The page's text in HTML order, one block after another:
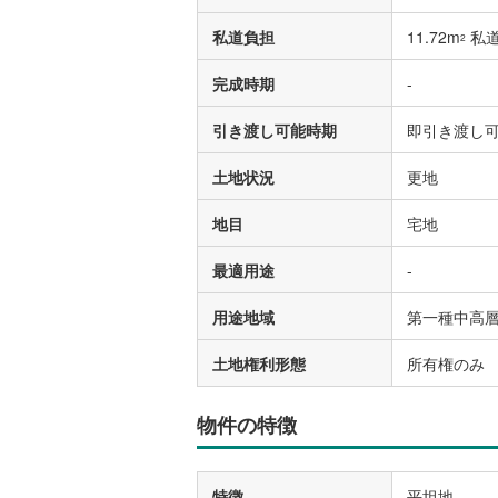
私道負担 11.72m2 私
完成時期 -
引き渡し可能時期 即引き渡し
土地状況 更地
地目 宅地
最適用途 -
用途地域 第一種中高
土地権利形態 所有権のみ
物件の特徴